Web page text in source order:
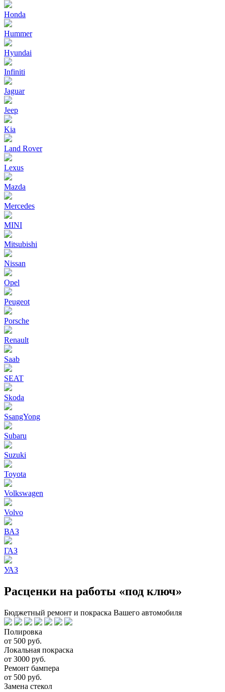
Honda
Hummer
Hyundai
Infiniti
Jaguar
Jeep
Kia
Land Rover
Lexus
Mazda
Mercedes
MINI
Mitsubishi
Nissan
Opel
Peugeot
Porsche
Renault
Saab
SEAT
Skoda
SsangYong
Subaru
Suzuki
Toyota
Volkswagen
Volvo
ВАЗ
ГАЗ
УАЗ
Расценки на работы «под ключ»
Бюджетный ремонт и покраска Вашего автомобиля
Полировка
от 500 руб.
Локальная покраска
от 3000 руб.
Ремонт бампера
от 500 руб.
Замена стекол